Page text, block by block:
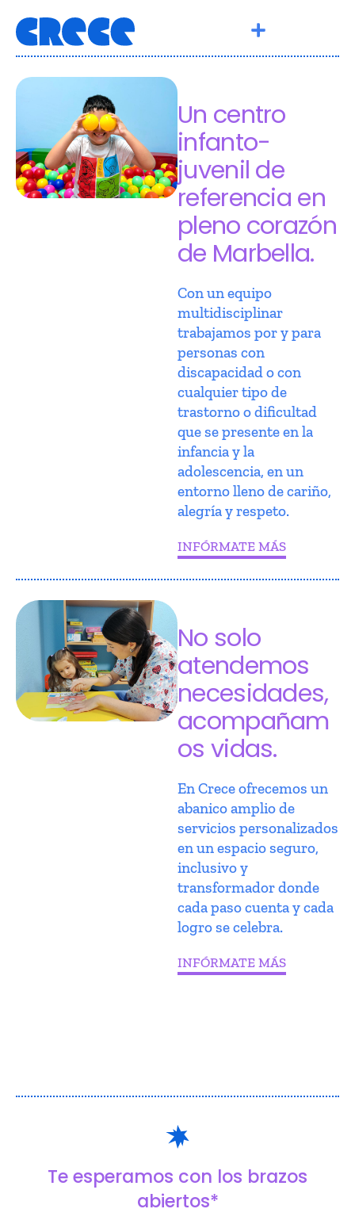
Un centro
infanto-
juvenil de
referencia en
pleno corazón
de Marbella.
Con un equipo
multidisciplinar
trabajamos por y para
personas con
discapacidad o con
cualquier tipo de
trastorno o dificultad
que se presente en la
infancia y la
adolescencia, en un
entorno lleno de cariño,
alegría y respeto.
INFÓRMATE MÁS
No solo
atendemos
necesidades,
acompañam
os vidas.
En Crece ofrecemos un
abanico amplio de
servicios personalizados
en un espacio seguro,
inclusivo y
transformador donde
cada paso cuenta y cada
logro se celebra.
INFÓRMATE MÁS
Te esperamos con los brazos
abiertos*